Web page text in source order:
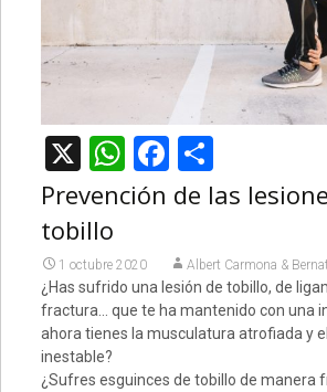
X WhatsApp
Facebook
Prevención de las
tobillo
1 octubre 2020 Albert Carmona &
¿Has sufrido una lesión de tobillo, de
fractura… que te ha mantenido con una
ahora tienes la musculatura atrofiada y
inestable?
¿Sufres esguinces de tobillo de manera